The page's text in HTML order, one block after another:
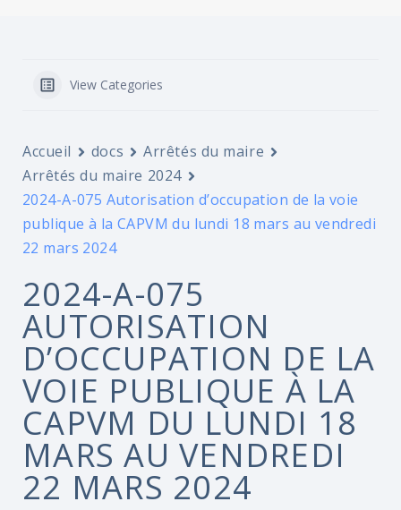
View Categories
Accueil docs
Arrêtés du maire
Arrêtés du maire 2024
2024-A-075 Autorisation d’occupation de la voie
publique à la CAPVM du lundi 18 mars au vendredi
22 mars 2024
2024-A-075
AUTORISATION
D’OCCUPATION DE LA
VOIE PUBLIQUE À LA
CAPVM DU LUNDI 18
MARS AU VENDREDI
22 MARS 2024